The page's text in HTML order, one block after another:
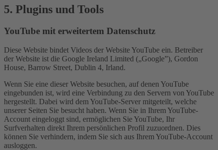
5. Plugins und Tools
YouTube mit erweitertem Datenschutz
Diese Website bindet Videos der Website YouTube ein. Betreiber
der Website ist die Google Ireland Limited („Google”), Gordon
House, Barrow Street, Dublin 4, Irland.
Wenn Sie eine dieser Website besuchen, auf denen YouTube
eingebunden ist, wird eine Verbindung zu den Servern von YouTube
hergestellt. Dabei wird dem YouTube-Server mitgeteilt, welche
unserer Seiten Sie besucht haben. Wenn Sie in Ihrem YouTube-
Account eingeloggt sind, ermöglichen Sie YouTube, Ihr
Surfverhalten direkt Ihrem persönlichen Profil zuzuordnen. Dies
können Sie verhindern, indem Sie sich aus Ihrem YouTube-Account
ausloggen.